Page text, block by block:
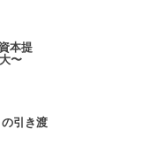
本提
〜
引き渡